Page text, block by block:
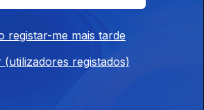
registar-me mais tarde
(utilizadores registados)